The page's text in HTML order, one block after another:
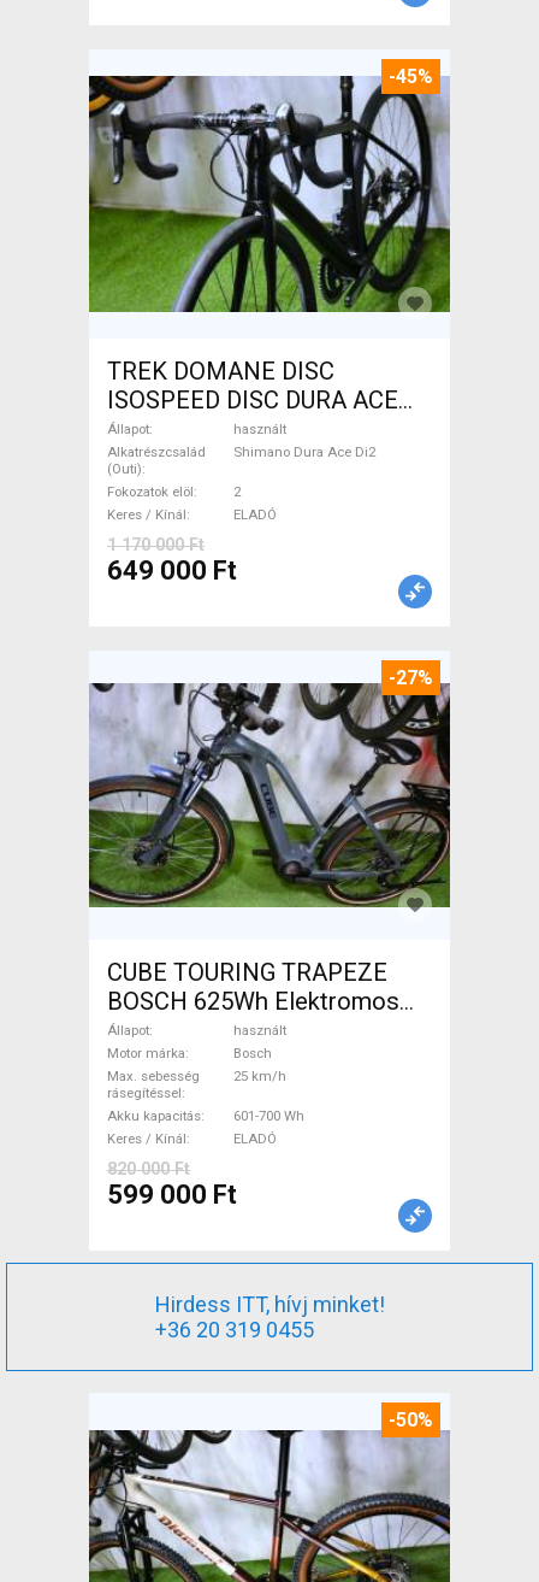
-45%
TREK DOMANE DISC
ISOSPEED DISC DURA ACE
Di2 2x11 52/53 Országúti
Shimano Dura Ace Di2
tárcsafék használt ELADÓ
Állapot
használt
Alkatrészcsalád
(Outi)
Shimano Dura Ace Di2
Fokozatok elöl
2
Keres / Kínál
ELADÓ
1 170 000 Ft
649 000 Ft
-27%
CUBE TOURING TRAPEZE
BOSCH 625Wh Elektromos
Trekking/cross 25 km/h
Bosch 601-700 Wh használt
ELADÓ
Állapot
használt
Motor márka
Bosch
Max. sebesség
rásegítéssel
25 km/h
Akku kapacitás
601-700 Wh
Keres / Kínál
ELADÓ
820 000 Ft
599 000 Ft
Hirdess ITT, hívj minket!
+36 20 319 0455
-50%